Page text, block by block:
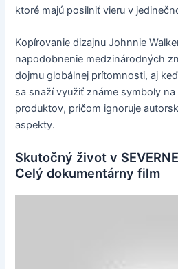
ktoré majú posilniť vieru v
Kopírovanie dizajnu Johnnie
napodobnenie medzinárodných
dojmu globálnej prítomnosti, aj
sa snaží využiť známe symboly
produktov, pričom ignoruje
aspekty.
Skutočný život v
Celý dokumentárny film